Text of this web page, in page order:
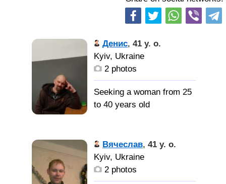
Денис, 41 y. o.
Kyiv, Ukraine
2 photos
Seeking a woman from 25
to 40 years old
переписке
познакомлюсь с
Вячеслав, 41 y. o.
Kyiv, Ukraine
2 photos